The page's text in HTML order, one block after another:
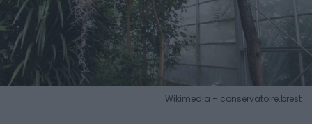
Wikimedia – conservatoire.brest